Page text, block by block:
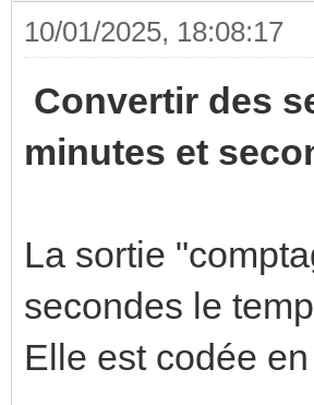
10/01/2025, 18:08:17
Convertir des
minutes et
La sortie
secondes le
Elle est codée